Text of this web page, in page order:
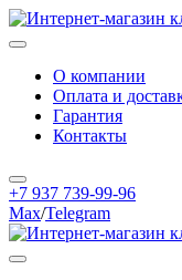
О компании
Оплата и
Гарантия
Контакты
+7 937 739-99-96
Max/Telegram